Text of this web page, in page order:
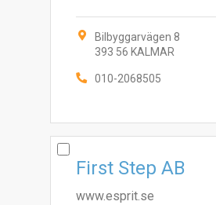
Bilbyggarvägen 8
393 56 KALMAR
010-2068505
First Step AB
www.esprit.se